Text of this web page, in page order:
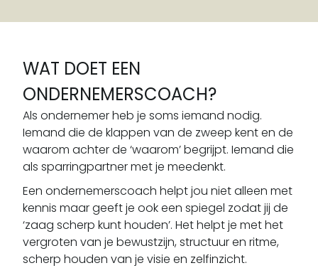
WAT DOET EEN
ONDERNEMERSCOACH?
Als ondernemer heb je soms iemand nodig.
Iemand die de klappen van de zweep kent en de
waarom achter de ‘waarom’ begrijpt. Iemand die
als sparringpartner met je meedenkt.
Een ondernemerscoach helpt jou niet alleen met
kennis maar geeft je ook een spiegel zodat jij de
‘zaag scherp kunt houden’. Het helpt je met het
vergroten van je bewustzijn, structuur en ritme,
scherp houden van je visie en zelfinzicht.